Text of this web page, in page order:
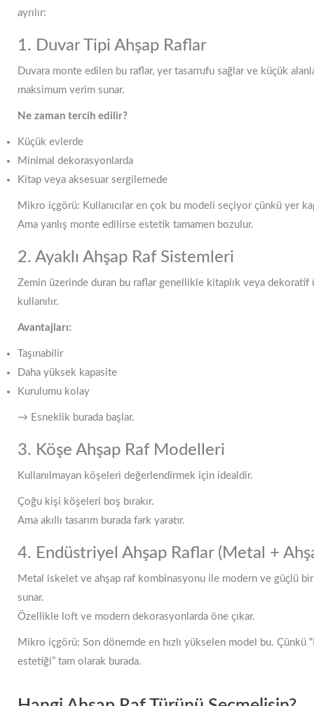
ayrılır:
1. Duvar Tipi Ahşap Raflar
Duvara monte edilen bu raflar, yer tasarrufu sağlar ve küçük
maksimum verim sunar.
Ne zaman tercih edilir?
Küçük evlerde
Minimal dekorasyonlarda
Kitap veya aksesuar sergilemede
Mikro içgörü: Kullanıcılar en çok bu modeli seçiyor çünkü yer
Ama yanlış monte edilirse estetik tamamen bozulur.
2. Ayaklı Ahşap Raf Sistemleri
Zemin üzerinde duran bu raflar genellikle kitaplık veya dekoratif
kullanılır.
Avantajları:
Taşınabilir
Daha yüksek kapasite
Kurulumu kolay
→ Esneklik burada başlar.
3. Köşe Ahşap Raf Modelleri
Kullanılmayan köşeleri değerlendirmek için idealdir.
Çoğu kişi köşeleri boş bırakır.
Ama akıllı tasarım burada fark yaratır.
4. Endüstriyel Ahşap Raflar (Metal +
Metal iskelet ve ahşap raf kombinasyonu ile modern ve güçlü
sunar.
Özellikle loft ve modern dekorasyonlarda öne çıkar.
Mikro içgörü: Son dönemde en hızlı yükselen model bu. Çünkü
estetiği” tam olarak burada.